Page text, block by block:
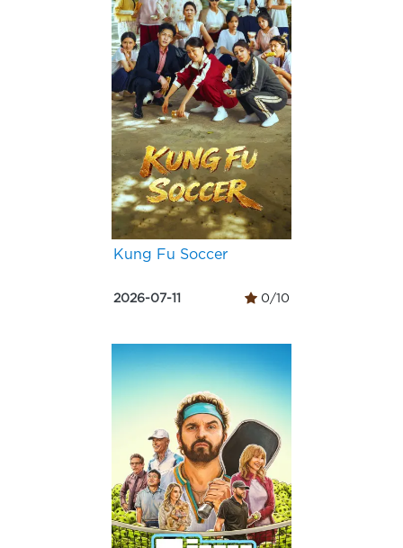
Kung Fu Soccer
2026-07-11 0/10